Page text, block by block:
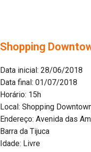
Shopping
Data inicial: 28/06/2018
Data final: 01/07/2018
Horário: 15h
Local: Shopping
Endereço: Avenida das
Barra da Tijuca
Idade: Livre